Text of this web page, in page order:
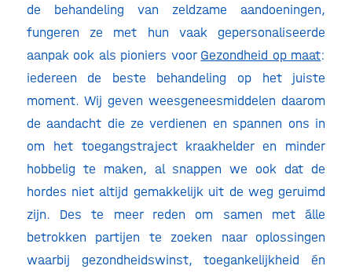
de behandeling van zeldzame aandoeningen,
fungeren ze met hun vaak gepersonaliseerde
aanpak ook als pioniers voor Gezondheid op maat:
iedereen de beste behandeling op het juiste
moment. Wij geven weesgeneesmiddelen daarom
de aandacht die ze verdienen en spannen ons in
om het toegangstraject kraakhelder en minder
hobbelig te maken, al snappen we ook dat de
hordes niet altijd gemakkelijk uit de weg geruimd
zijn. Des te meer reden om samen met álle
betrokken partijen te zoeken naar oplossingen
waarbij gezondheidswinst, toegankelijkheid én